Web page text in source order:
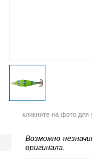
кликните на фото для
Возможно
оригинала.